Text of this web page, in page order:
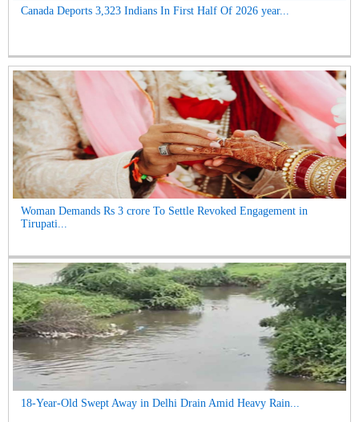
Canada Deports 3,323 Indians In First Half Of 2026 year...
Woman Demands Rs 3 crore To Settle Revoked Engagement in
Tirupati...
18-Year-Old Swept Away in Delhi Drain Amid Heavy Rain...